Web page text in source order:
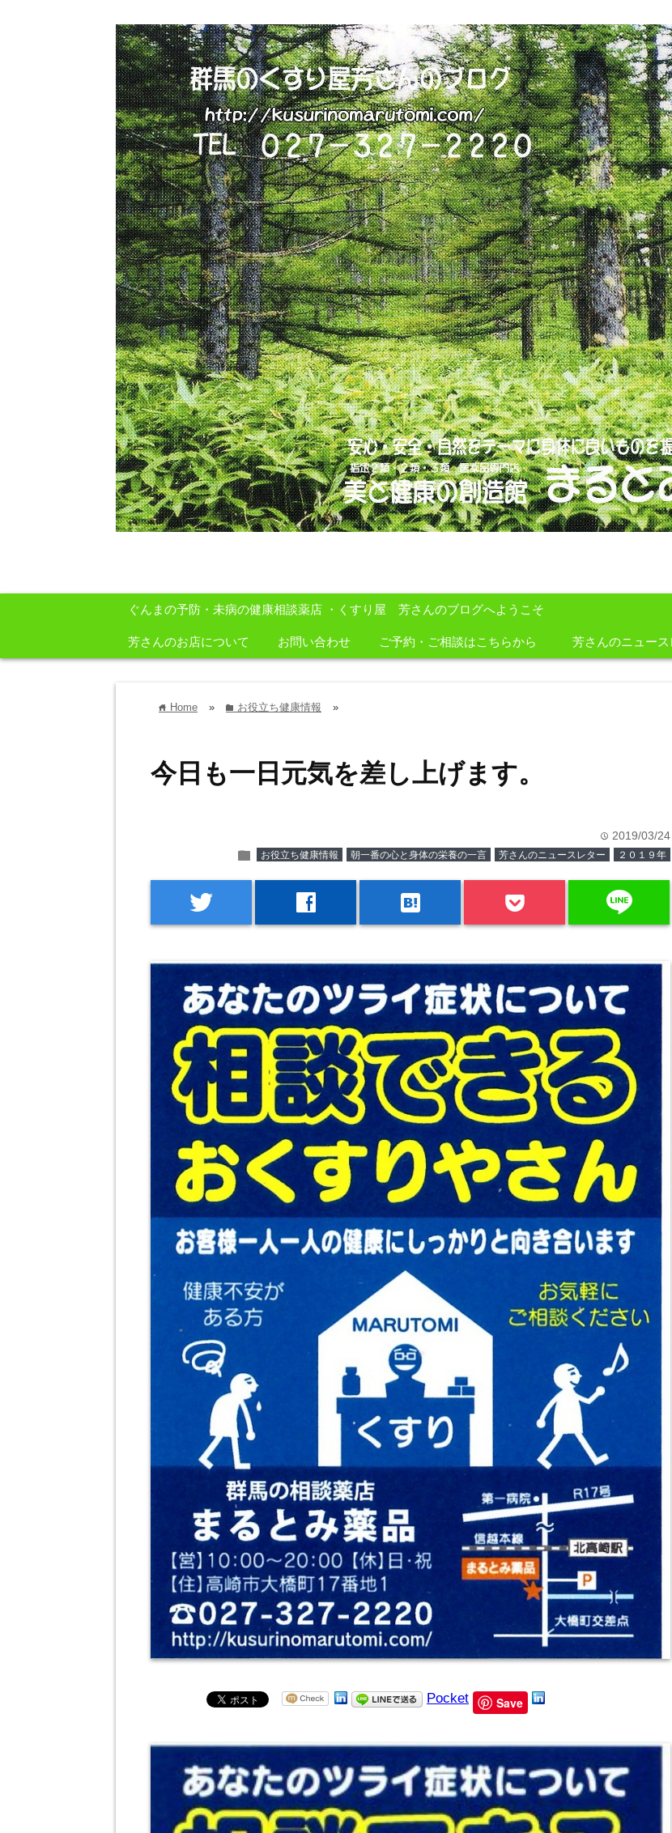
ぐんまの予防・未病の健康相談薬店 ・くすり屋 芳さんのブログへようこそ
芳さんのお店について お問い合わせ ご予約・ご相談はこちらから 芳さんのニュー
home Home » folder お役立ち健康情報 »
今日も一日元気を差し上げます。
time 2019/03/24
folder お役立ち健康情報 朝一番の心と身体の栄養の一言 芳さんのニュースレター ２０１９年
twitter facebook hatenabookmark line
Pocket Save